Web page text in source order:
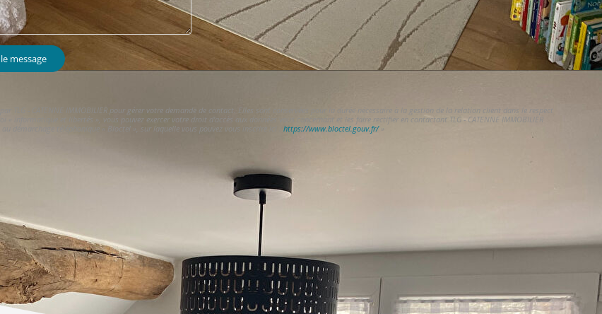
message
- CATENNE IMMOBILIER pour gérer votre demande de contact. Elles sont conservées pour la durée nécessaire à la gestion de la relation client dans le respect
informatique et libertés », vous pouvez exercer votre droit d'accès aux données vous concernant et les faire rectifier en contactant TLG - CATENNE IMMOBILIER
démarchage téléphonique « Bloctel », sur laquelle vous pouvez vous inscrire ici : https://www.bloctel.gouv.fr/»